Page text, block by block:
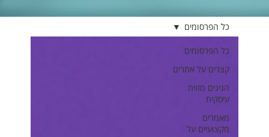
כל הפרסומים
קצרים על אתרים
הגיגים מזוית
עיסקית
מאמרים
מקצועיים על
כל הפרסומים